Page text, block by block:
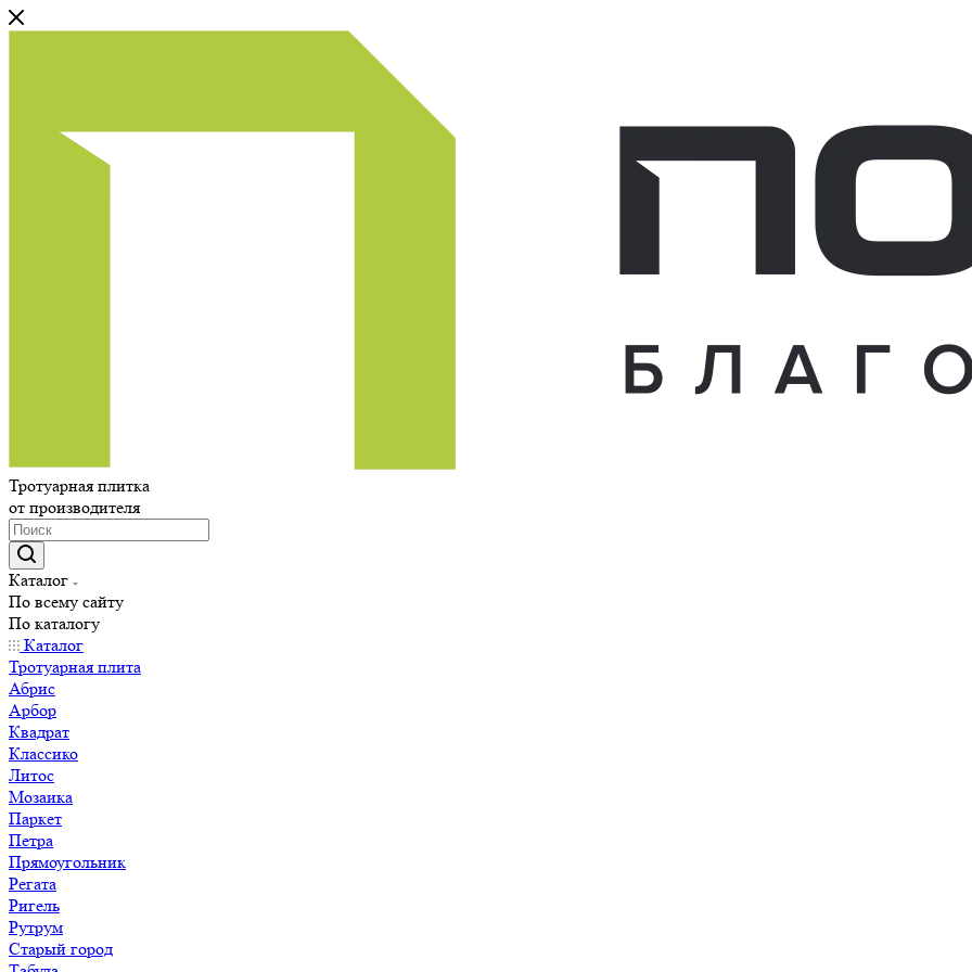
Тротуарная плитка
от производителя
Каталог
По всему сайту
По каталогу
Каталог
Тротуарная плита
Абрис
Арбор
Квадрат
Классико
Литос
Мозаика
Паркет
Петра
Прямоугольник
Регата
Ригель
Рутрум
Старый город